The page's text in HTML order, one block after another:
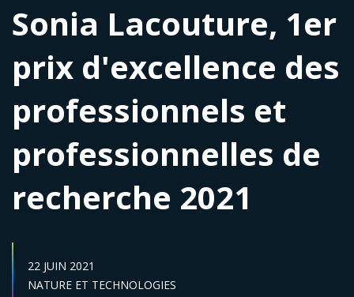
Sonia Lacouture, 1er
prix d'excellence des
professionnels et
professionnelles de
recherche 2021
DATE DE PUBLICATION :
22 JUIN 2021
Secteur :
NATURE ET TECHNOLOGIES